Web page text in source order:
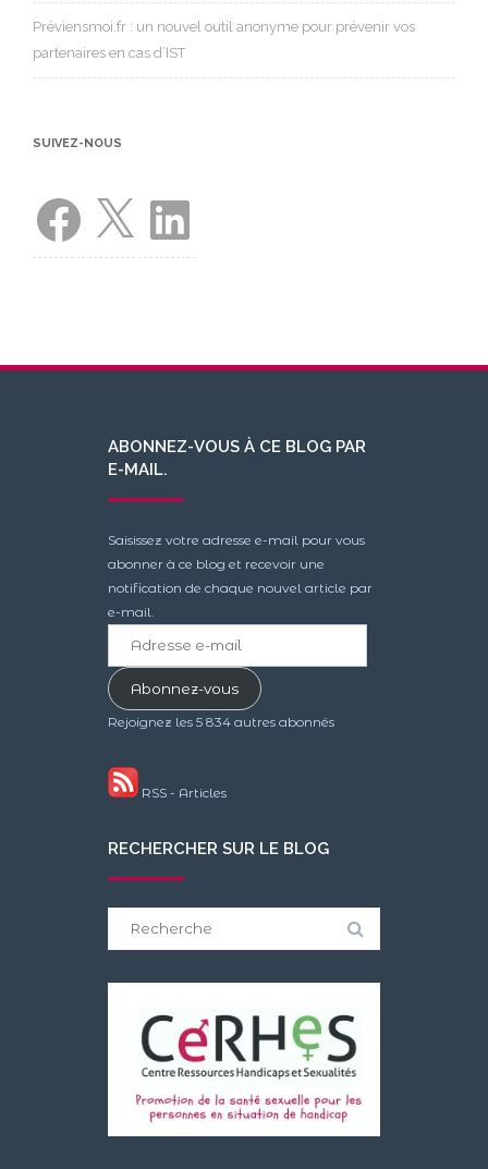
Préviensmoi.fr : un nouvel outil anonyme pour prévenir vos
partenaires en cas d’IST
SUIVEZ-NOUS
Facebook LinkedIn
ABONNEZ-VOUS À CE BLOG PAR
E-MAIL.
Saisissez votre adresse e-mail pour vous
abonner à ce blog et recevoir une
notification de chaque nouvel article par
e-mail.
mailAbonnez-vous
Rejoignez les 5 834 autres abonnés
RSS - Articles
RECHERCHER SUR LE BLOG